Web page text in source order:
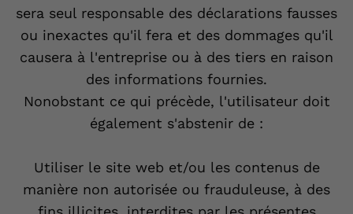
sera seul responsable des déclarations fausses
ou inexactes qu'il fera et des dommages qu'il
causera à l'entreprise ou à des tiers en raison
des informations fournies.
Nonobstant ce qui précède, l'utilisateur doit
également s'abstenir de :
Utiliser le site web et/ou les contenus de
manière non autorisée ou frauduleuse, à des